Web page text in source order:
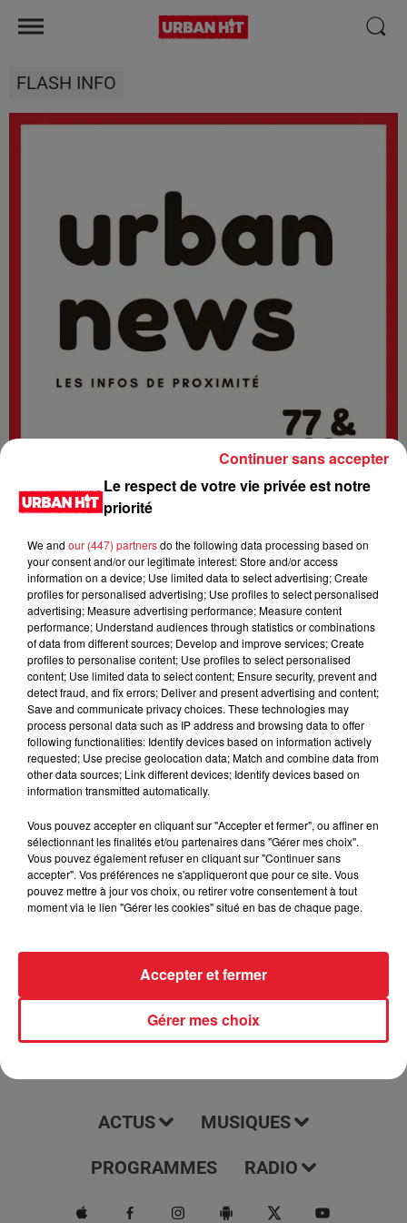
FLASH INFO
0:00 2 min 20 sec
29 mai 2026 - 2 min 20 sec
URBANNEWS 07H02 du 29.05.2026
Urban News est un podcast d'actualités qui vous tient
informé de tout ce qui se passe dans les départements 77 et
93. Il est disponible en direct sur la radio Urban hit et en
podcast tous les jours à 7h15. Il vous offre une couverture
complète et à jour des dernières nouvelles, des événements
et des tendances de ces régions. Écoutez-le pour rester
informé et être au courant de tout ce qui se passe dans votre
région.
ACTUS MUSIQUES
PROGRAMMES RADIO
Le respect de votre vie privée est notre
priorité
We and our (447) partnersdo the following data processing based on
your consent and/or our legitimate interest: Store and/or access
information on a device; Use limited data to select advertising; Create
profiles for personalised advertising; Use profiles to select personalised
advertising; Measure advertising performance; Measure content
performance; Understand audiences through statistics or combinations
of data from different sources; Develop and improve services; Create
profiles to personalise content; Use profiles to select personalised
content; Use limited data to select content; Ensure security, prevent and
detect fraud, and fix errors; Deliver and present advertising and content;
Save and communicate privacy choices. These technologies may
process personal data such as IP address and browsing data to offer
following functionalities: Identify devices based on information actively
requested; Use precise geolocation data; Match and combine data from
other data sources; Link different devices; Identify devices based on
information transmitted automatically.
Vous pouvez accepter en cliquant sur "Accepter et fermer", ou affiner en
sélectionnant les finalités et/ou partenaires dans "Gérer mes choix".
Vous pouvez également refuser en cliquant sur "Continuer sans
accepter". Vos préférences ne s'appliqueront que pour ce site. Vous
pouvez mettre à jour vos choix, ou retirer votre consentement à tout
moment via le lien "Gérer les cookies" situé en bas de chaque page.
Gérer mes choix
Accepter et fermer
Continuer sans accepter